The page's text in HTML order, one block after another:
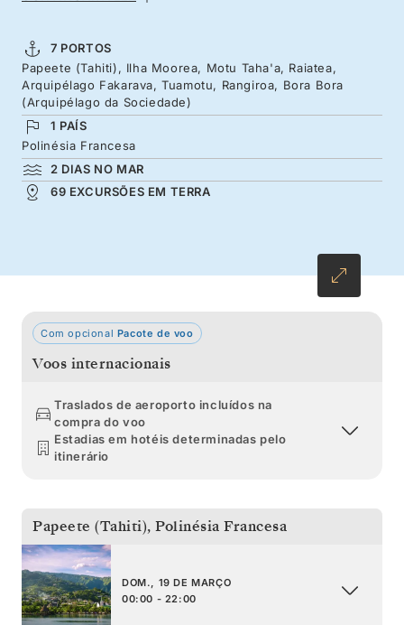
Sociedade ao seu próprio ritmo. Seguimos
viagem em direção às Reservas da Biosfera da
UNESCO para praticar mergulho em atóis,
regressando depois às visões idílicas do
Pacífico: as cabanas de colmo, praias repletas
de palmeiras e uma vida marinha
7 PORTOS
Papeete (Tahiti), Ilha Moorea, Motu Taha'a, Raiatea,
Arquipélago Fakarava, Tuamotu, Rangiroa, Bora Bora
(Arquipélago da Sociedade)
1 PAÍS
Polinésia Francesa
2 DIAS NO MAR
69 EXCURSÕES EM TERRA
Com opcional Pacote de voo
Voos internacionais
Traslados de aeroporto incluídos na
compra do voo
Estadias em hotéis determinadas pelo
itinerário
Papeete (Tahiti), Polinésia Francesa
DOM., 19 DE MARÇO
00:00 - 22:00